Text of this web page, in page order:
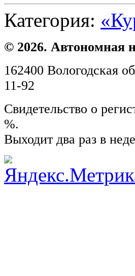
Категория:
© 2026. Автономная
162400 Вологодская
11-92
Свидетельство о
%.
Выходит два раз в